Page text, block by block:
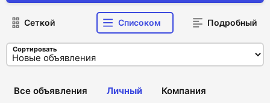
Сеткой Списоком Подробный
Сортировать
Все объявления Личный Компания